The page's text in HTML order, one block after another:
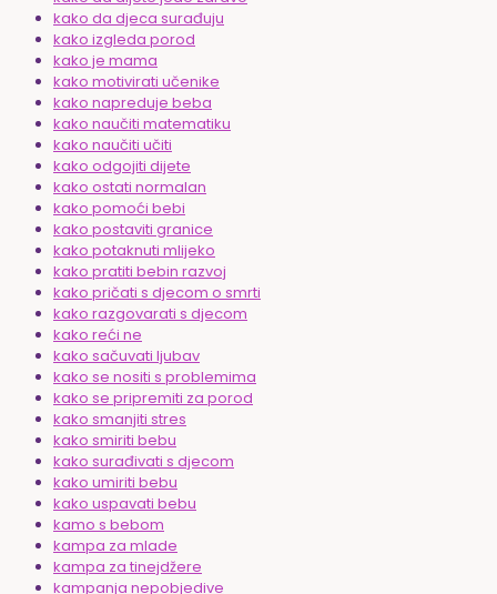
kako da djeca surađuju
kako izgleda porod
kako je mama
kako motivirati učenike
kako napreduje beba
kako naučiti matematiku
kako naučiti učiti
kako odgojiti dijete
kako ostati normalan
kako pomoći bebi
kako postaviti granice
kako potaknuti mlijeko
kako pratiti bebin razvoj
kako pričati s djecom o smrti
kako razgovarati s djecom
kako reći ne
kako sačuvati ljubav
kako se nositi s problemima
kako se pripremiti za porod
kako smanjiti stres
kako smiriti bebu
kako surađivati s djecom
kako umiriti bebu
kako uspavati bebu
kamo s bebom
kampa za mlade
kampa za tinejdžere
kampanja nepobjedive